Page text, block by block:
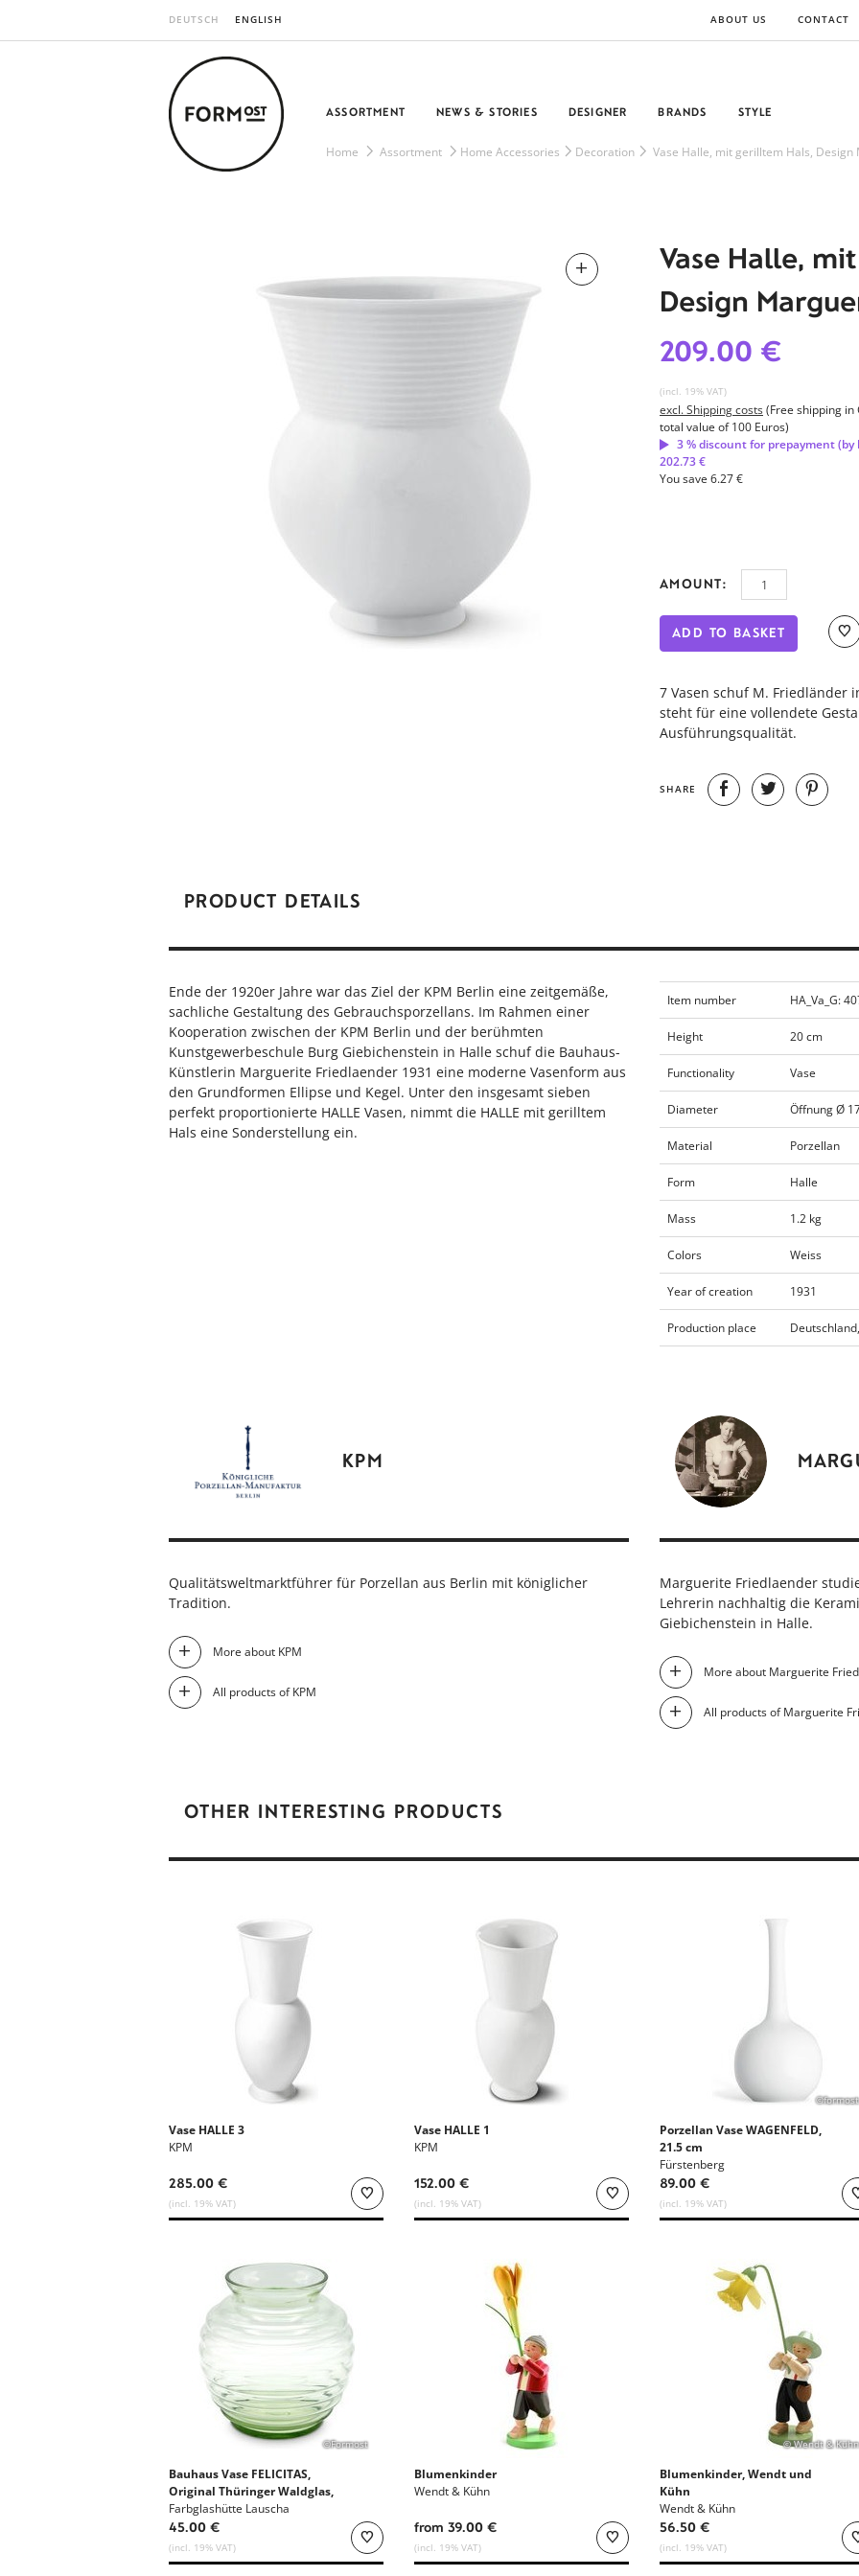
DEUTSCH ENGLISH ABOUT US CONTACT
ASSORTMENT NEWS & STORIES DESIGNER BRANDS STYLE
Home Assortment Home Accessories Decoration Vase Halle, mit gerilltem Hals,
Vase Halle,
Design
209.00 €
(incl. 19% VAT)
excl. Shipping costs(Free shipping
total value of 100 Euros)
3 % discount for prepayment
202.73 €
You save 6.27 €
AMOUNT:
ADD TO BASKET
7 Vasen schuf M. Friedländer
steht für eine vollendete
Ausführungsqualität.
SHARE
PRODUCT DETAILS
Ende der 1920er Jahre war das Ziel der KPM Berlin eine zeitgemäße,
sachliche Gestaltung des Gebrauchsporzellans. Im Rahmen einer
Kooperation zwischen der KPM Berlin und der berühmten
Kunstgewerbeschule Burg Giebichenstein in Halle schuf die Bauhaus-
Künstlerin Marguerite Friedlaender 1931 eine moderne Vasenform aus
den Grundformen Ellipse und Kegel. Unter den insgesamt sieben
perfekt proportionierte HALLE Vasen, nimmt die HALLE mit gerilltem
Hals eine Sonderstellung ein.
Item number HA_Va_G:
Height 20 cm
Functionality Vase
Diameter Öffnung Ø
Material Porzellan
Form Halle
Mass 1.2 kg
Colors Weiss
Year of creation 1931
Production place
KPM
Qualitätsweltmarktführer für Porzellan aus Berlin mit königlicher
Tradition.
More about KPM
All products of KPM
Marguerite Friedlaender
Lehrerin nachhaltig die
Giebichenstein in Halle.
More about Marguerite
All products of Marguerite
OTHER INTERESTING PRODUCTS
Vase HALLE 3
KPM
285.00 €
(incl. 19% VAT)
Vase HALLE 1
KPM
152.00 €
(incl. 19% VAT)
©formost
Porzellan Vase WAGENFELD,
21.5 cm
Fürstenberg
89.00 €
(incl. 19% VAT)
©Formost
Bauhaus Vase FELICITAS,
Original Thüringer Waldglas,
Design Richard Lauke
Farbglashütte Lauscha
45.00 €
(incl. 19% VAT)
Blumenkinder
Wendt & Kühn
from 39.00 €
(incl. 19% VAT)
© Wendt & Kühn
Blumenkinder, Wendt und
Kühn
Wendt & Kühn
56.50 €
(incl. 19% VAT)